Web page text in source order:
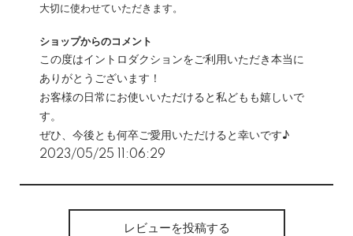
大切に使わせていただきます。
ショップからのコメント
この度はイントロダクションをご利用いただき本当に
ありがとうございます！
お客様の日常にお使いいただけると私どもも嬉しいで
す。
ぜひ、今後とも何卒ご愛用いただけると幸いです♪
2023/05/25 11:06:29
レビューを投稿する